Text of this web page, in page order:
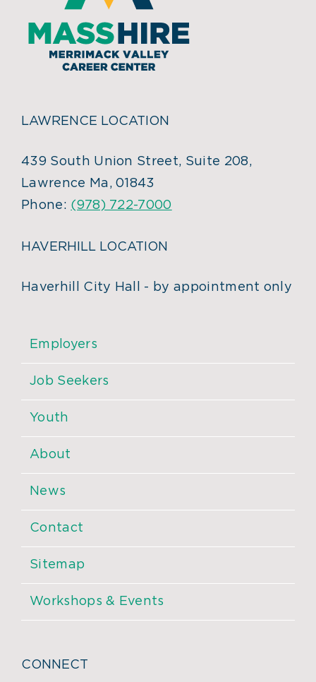
LAWRENCE LOCATION
439 South Union Street, Suite 208,
Lawrence Ma, 01843
Phone: (978) 722-7000
HAVERHILL LOCATION
Haverhill City Hall - by appointment only
Employers
Job Seekers
Youth
About
News
Contact
Sitemap
Workshops & Events
CONNECT